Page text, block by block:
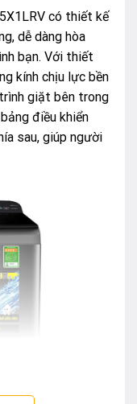
có thiết kế
dễ dàng hòa
bạn. Với thiết
kính chịu lực bền
giặt bên trong
điều khiển
sau, giúp người